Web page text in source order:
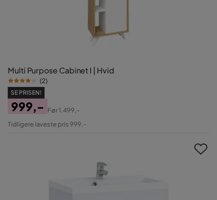
Multi Purpose Cabinet I | Hvid
(2)
SE PRISEN!
Pris
999,-
Original
Før1.499,-
Tidligere laveste pris 999,-